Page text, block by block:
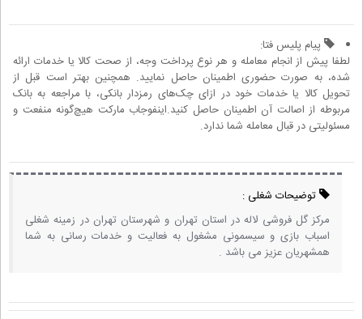
پیام پلیس فتا:
لطفا پیش از انجام معامله و هر نوع پرداخت وجه، از صحت کالا یا خدمات ارائه
شده، به صورت حضوری اطمینان حاصل نمایید. همچنین بهتر است قبل از
تحویل کالا یا خدمات خود در ازای چک‌های رمزدار بانکی، با مراجعه به بانک
مربوطه از اصالت آن اطمینان حاصل کنید.اینفوجاب مارکت هیچ‌گونه منفعت و
مسئولیتی در قبال معامله شما ندارد.
توضیحات شغلی :
مرکز گل فروشی لاله در استان تهران و شهرستان تهران در زمینه شغلی
اسباب بازی و سیسمونی مشغول به فعالیت و خدمات رسانی به شما
همشهریان عزیز می باشد .